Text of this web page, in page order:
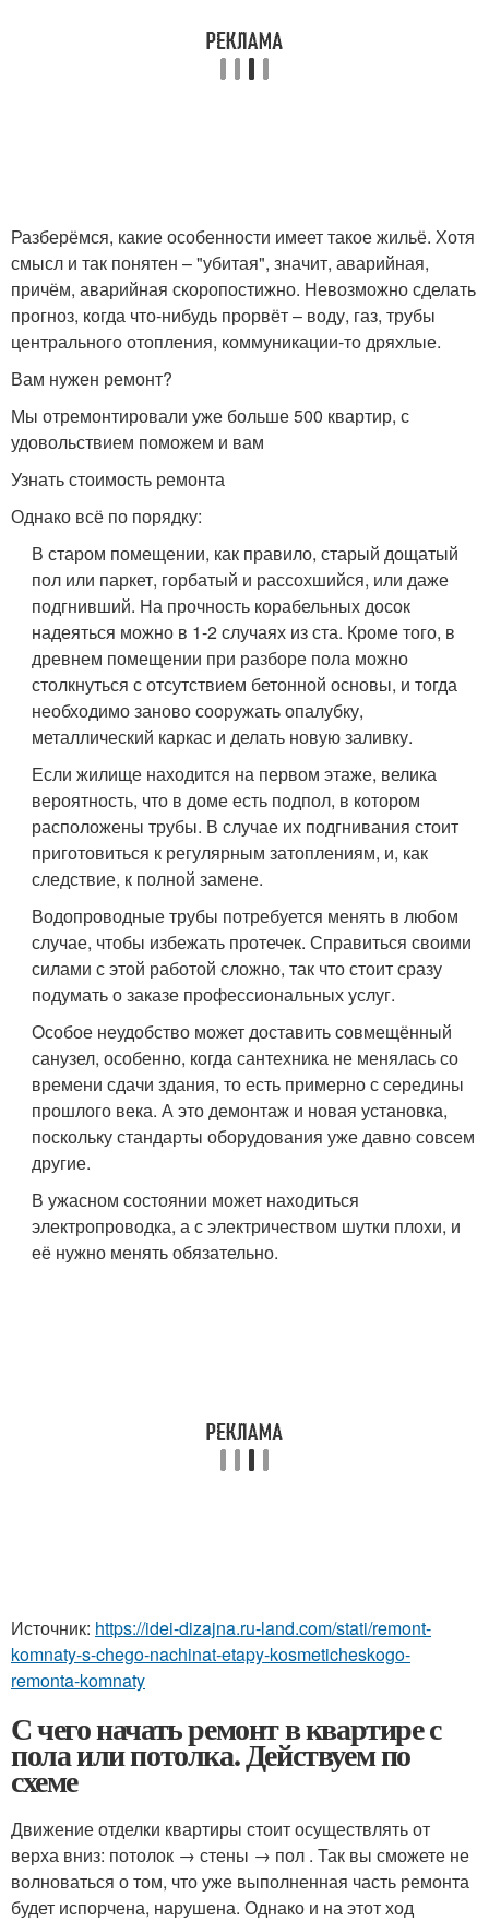
Разберёмся, какие особенности имеет такое жильё. Хотя
смысл и так понятен – "убитая", значит, аварийная,
причём, аварийная скоропостижно. Невозможно сделать
прогноз, когда что-нибудь прорвёт – воду, газ, трубы
центрального отопления, коммуникации-то дряхлые.
Вам нужен ремонт?
Мы отремонтировали уже больше 500 квартир, с
удовольствием поможем и вам
Узнать стоимость ремонта
Однако всё по порядку:
В старом помещении, как правило, старый дощатый
пол или паркет, горбатый и рассохшийся, или даже
подгнивший. На прочность корабельных досок
надеяться можно в 1-2 случаях из ста. Кроме того, в
древнем помещении при разборе пола можно
столкнуться с отсутствием бетонной основы, и тогда
необходимо заново сооружать опалубку,
металлический каркас и делать новую заливку.
Если жилище находится на первом этаже, велика
вероятность, что в доме есть подпол, в котором
расположены трубы. В случае их подгнивания стоит
приготовиться к регулярным затоплениям, и, как
следствие, к полной замене.
Водопроводные трубы потребуется менять в любом
случае, чтобы избежать протечек. Справиться своими
силами с этой работой сложно, так что стоит сразу
подумать о заказе профессиональных услуг.
Особое неудобство может доставить совмещённый
санузел, особенно, когда сантехника не менялась со
времени сдачи здания, то есть примерно с середины
прошлого века. А это демонтаж и новая установка,
поскольку стандарты оборудования уже давно совсем
другие.
В ужасном состоянии может находиться
электропроводка, а с электричеством шутки плохи, и
её нужно менять обязательно.
Источник: https://idei-dizajna.ru-land.com/stati/remont-
komnaty-s-chego-nachinat-etapy-kosmeticheskogo-
remonta-komnaty
С чего начать ремонт в квартире с
пола или потолка. Действуем по
схеме
Движение отделки квартиры стоит осуществлять от
верха вниз: потолок → стены → пол . Так вы сможете не
волноваться о том, что уже выполненная часть ремонта
будет испорчена, нарушена. Однако и на этот ход